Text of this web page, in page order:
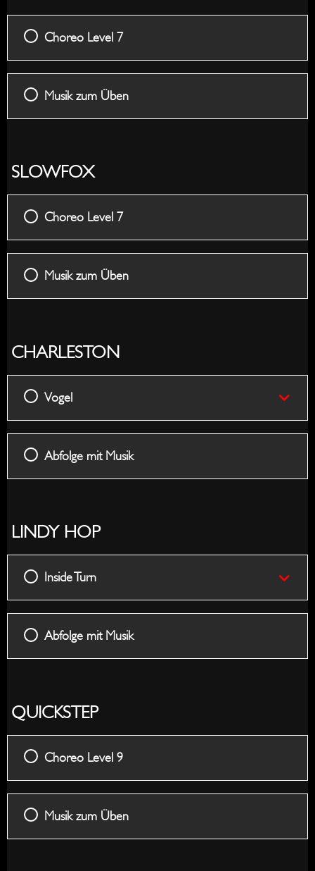
Choreo Level 7
Musik zum Üben
SLOWFOX
Choreo Level 7
Musik zum Üben
CHARLESTON
Vogel
Abfolge mit Musik
LINDY HOP
Inside Turn
Abfolge mit Musik
QUICKSTEP
Choreo Level 9
Musik zum Üben